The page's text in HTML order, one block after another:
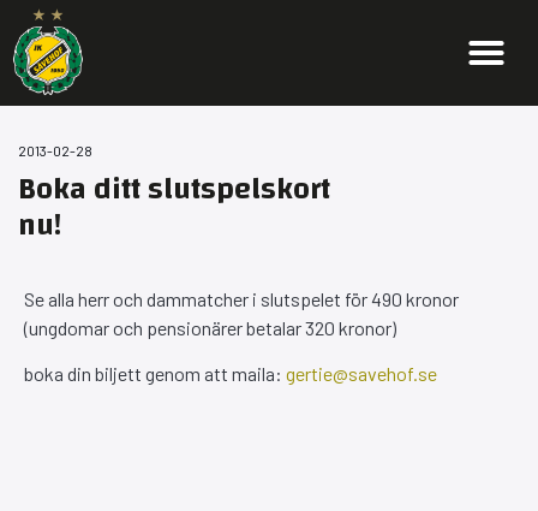
2013-02-28
Boka ditt slutspelskort
nu!
Se alla herr och dammatcher i slutspelet för 490 kronor
(ungdomar och pensionärer betalar 320 kronor)
boka din biljett genom att maila: gertie@savehof.se